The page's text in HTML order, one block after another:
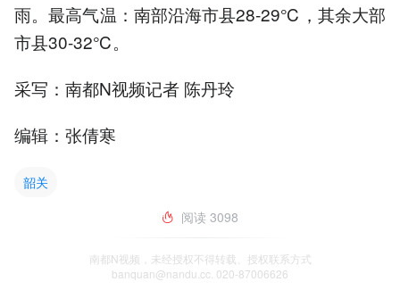
雨。最高气温：南部沿海市县28-29℃，其余大部
市县30-32℃。
采写：南都N视频记者 陈丹玲
编辑：张倩寒
韶关
阅读 3098
南都N视频，未经授权不得转载、授权联系方式
banquan@nandu.cc. 020-87006626